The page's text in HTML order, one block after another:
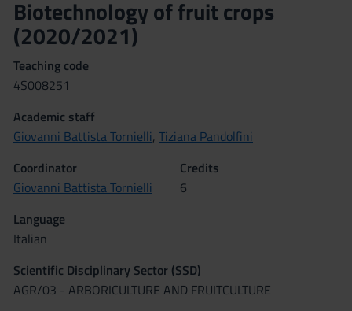
Biotechnology of fruit crops
(2020/2021)
Teaching code
4S008251
Academic staff
Giovanni Battista Tornielli, Tiziana Pandolfini
Coordinator
Giovanni Battista Tornielli
Credits
6
Language
Italian
Scientific Disciplinary Sector (SSD)
AGR/03 - ARBORICULTURE AND FRUITCULTURE